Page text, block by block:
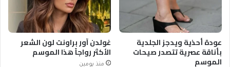
عودة أحذية ويدجز الجلدية
بأناقة عصرية تتصدر صيحات
الموسم
غولدن آور براونت لون الشعر
الأكثر رواجاً هذا الموسم
منذ يومين